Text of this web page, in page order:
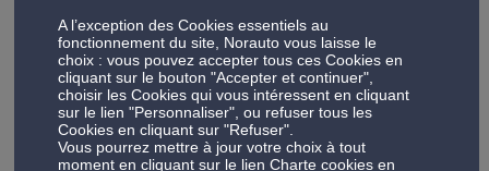
Son principal inconvénient
L’application fait tourner un GPS en tâche de fond,
ce qui a tendance à vider rapidement la batterie des
téléphones, notamment des modèles un peu anciens.
A l’exception des Cookies essentiels au
fonctionnement du site, Norauto vous laisse le
choix : vous pouvez accepter tous ces Cookies en
cliquant sur le bouton "Accepter et continuer",
choisir les Cookies qui vous intéressent en cliquant
sur le lien "Personnaliser", ou refuser tous les
Cookies en cliquant sur "Refuser".
Vous pourrez mettre à jour votre choix à tout
moment en cliquant sur le lien Charte cookies en